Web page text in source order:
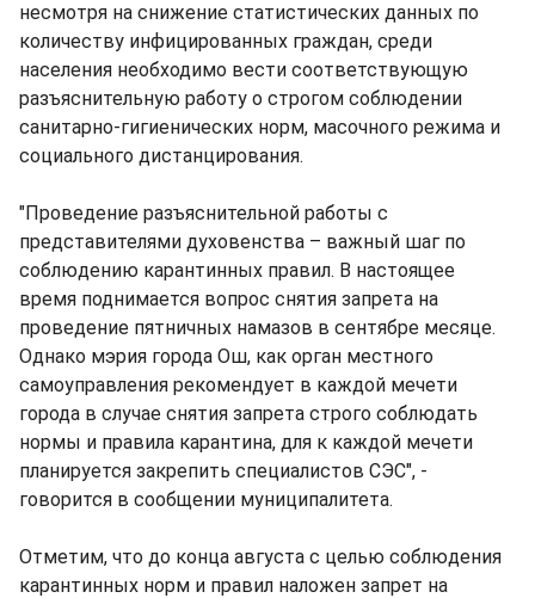
несмотря на снижение статистических данных по
количеству инфицированных граждан, среди
населения необходимо вести соответствующую
разъяснительную работу о строгом соблюдении
санитарно-гигиенических норм, масочного режима и
социального дистанцирования.
"Проведение разъяснительной работы с
представителями духовенства – важный шаг по
соблюдению карантинных правил. В настоящее
время поднимается вопрос снятия запрета на
проведение пятничных намазов в сентябре месяце.
Однако мэрия города Ош, как орган местного
самоуправления рекомендует в каждой мечети
города в случае снятия запрета строго соблюдать
нормы и правила карантина, для к каждой мечети
планируется закрепить специалистов СЭС", -
говорится в сообщении муниципалитета.
Отметим, что до конца августа с целью соблюдения
карантинных норм и правил наложен запрет на